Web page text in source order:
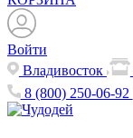
Войти
Владивосток
8 (800) 250-06-92